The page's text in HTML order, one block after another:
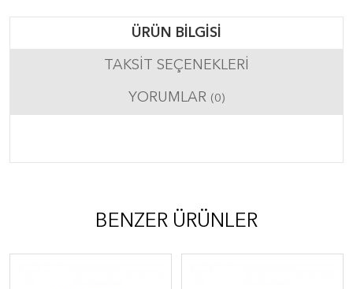
ÜRÜN BILGISI
TAKSIT SEÇENEKLERI
YORUMLAR (0)
BENZER ÜRÜNLER